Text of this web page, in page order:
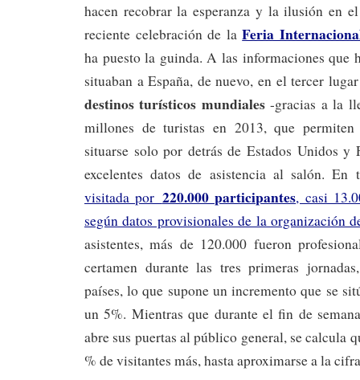
hacen recobrar la esperanza y la ilusión en
reciente celebración de laFeria
ha puesto la guinda. A las informaciones que
situaban a España, de nuevo, en el tercer
destinos turísticos mundiales-gracias a la
millones de turistas en 2013, que
situarse solo por detrás de Estados Unidos y
excelentes datos de asistencia al salón.
visitada por 220.000 participantes, casi
según datos provisionales de la organización
asistentes, más de 120.000 fueron
certamen durante las tres primeras
países, lo que supone un incremento que se
un 5%. Mientras que durante el fin de
abre sus puertas al público general, se calcula
% de visitantes más, hasta aproximarse a la